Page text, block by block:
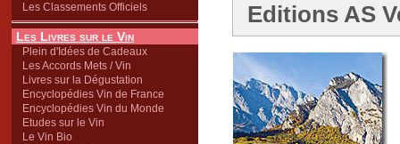
Les Classements Officiels
Les Livres sur le Vin
Plein d'Idées de Cadeaux
Les Accords Mets / Vin
Livres sur la Dégustation
Encyclopédies Vin de France
Encyclopédies Vin du Monde
Etudes sur le Vin
Le Vin Bio
Editions AS